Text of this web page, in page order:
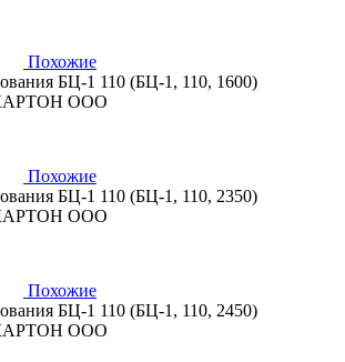
Похожие
БЦ-1 110 (БЦ-1, 110, 1600)
ООО
Похожие
БЦ-1 110 (БЦ-1, 110, 2350)
ООО
Похожие
БЦ-1 110 (БЦ-1, 110, 2450)
ООО